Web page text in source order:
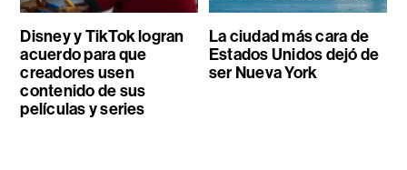
Disney y TikTok logran
acuerdo para que
creadores usen
contenido de sus
películas y series
La ciudad más cara de
Estados Unidos dejó de
ser Nueva York